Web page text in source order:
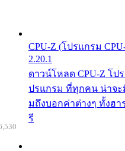
CPU-Z (โปรแกรม
2.20.1
ดาวน์โหลด CPU-Z โป
ปรแกรม ที่ทุกคน น่าจะ
มถึงบอกค่าต่างๆ ทั้งฮา
รี